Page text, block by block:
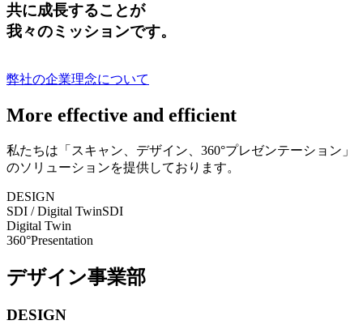
共に成長することが
我々のミッションです。
弊社の企業理念について
More effective and efficient
私たちは「スキャン、デザイン、360°プレゼンテーション」
のソリューションを提供しております。
DESIGN
SDI / Digital TwinSDI
Digital Twin
360°Presentation
デザイン事業部
DESIGN